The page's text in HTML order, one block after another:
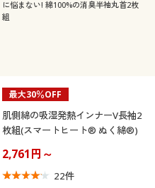
に悩まない! 綿100%の消臭半袖丸首2枚
組
最大30％OFF
肌側綿の吸湿発熱インナーV長袖2
枚組(スマートヒート® ぬく綿®)
2,761円～
22件